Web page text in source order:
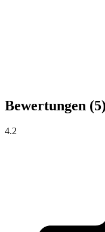
Bewertungen (5)
4.2